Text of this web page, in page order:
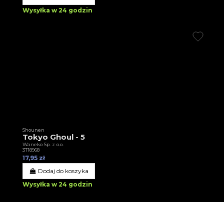
Wysyłka w 24 godzin
Shounen
Tokyo Ghoul - 5
Waneko Sp. z o.o.
3T18968
17,95 zł
Dodaj do koszyka
Wysyłka w 24 godzin